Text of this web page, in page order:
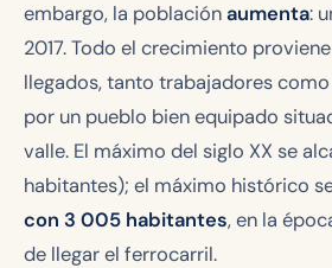
embargo, la poblaciónaumenta:
2017. Todo el crecimiento
llegados, tanto trabajadores
por un pueblo bien equipado
valle. El máximo del siglo XX se
habitantes); el máximo histórico
con 3 005 habitantes, en la
de llegar el ferrocarril.